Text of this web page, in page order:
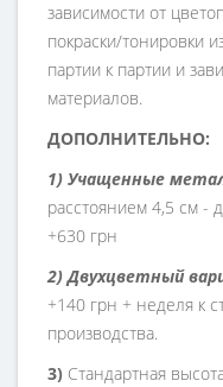
зависимости от
покраски/тонировки
партии к партии и
материалов.
ДОПОЛНИТЕЛЬНО:
1) Учащенные
расстоянием 4,5 см -
+630 грн
2) Двухцветный
+140 грн + неделя к
производства.
3) Стандартная